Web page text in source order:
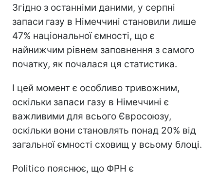
Згідно з останніми даними, у серпні
запаси газу в Німеччині становили лише
47% національної ємності, що є
найнижчим рівнем заповнення з самого
початку, як почалася ця статистика.
І цей момент є особливо тривожним,
оскільки запаси газу в Німеччині є
важливими для всього Євросоюзу,
оскільки вони становлять понад 20% від
загальної ємності сховищ у всьому блоці.
Politico пояснює, що ФРН є